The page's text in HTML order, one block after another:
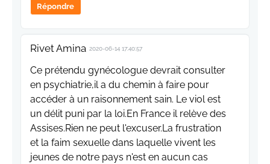
Répondre
Rivet Amina 2020-06-14 17:40:57
Ce prétendu gynécologue devrait consulter
en psychiatrie,il a du chemin à faire pour
accéder à un raisonnement sain. Le viol est
un délit puni par la loi.En France il relève des
Assises.Rien ne peut l'excuser.La frustration
et la faim sexuelle dans laquelle vivent les
jeunes de notre pays n'est en aucun cas